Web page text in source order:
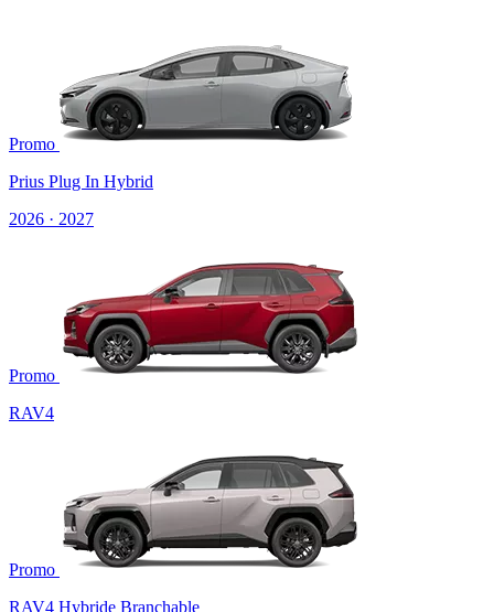
Promo
Prius Plug In Hybrid
2026 · 2027
Promo
RAV4
Promo
RAV4 Hybride Branchable